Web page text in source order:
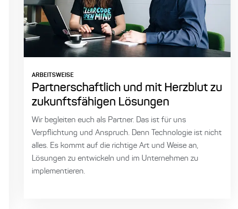
ARBEITSWEISE
Partnerschaftlich und mit Herzblut zu
zukunftsfähigen Lösungen
Wir begleiten euch als Partner. Das ist für uns
Verpflichtung und Anspruch. Denn Technologie ist nicht
alles. Es kommt auf die richtige Art und Weise an,
Lösungen zu entwickeln und im Unternehmen zu
implementieren.